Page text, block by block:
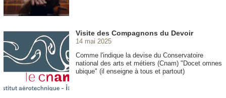
Visite des Compagnons du Devoir
14 mai 2025
Comme l'indique la devise du Conservatoire
national des arts et métiers (Cnam) "Docet omnes
ubique" (il enseigne à tous et partout)